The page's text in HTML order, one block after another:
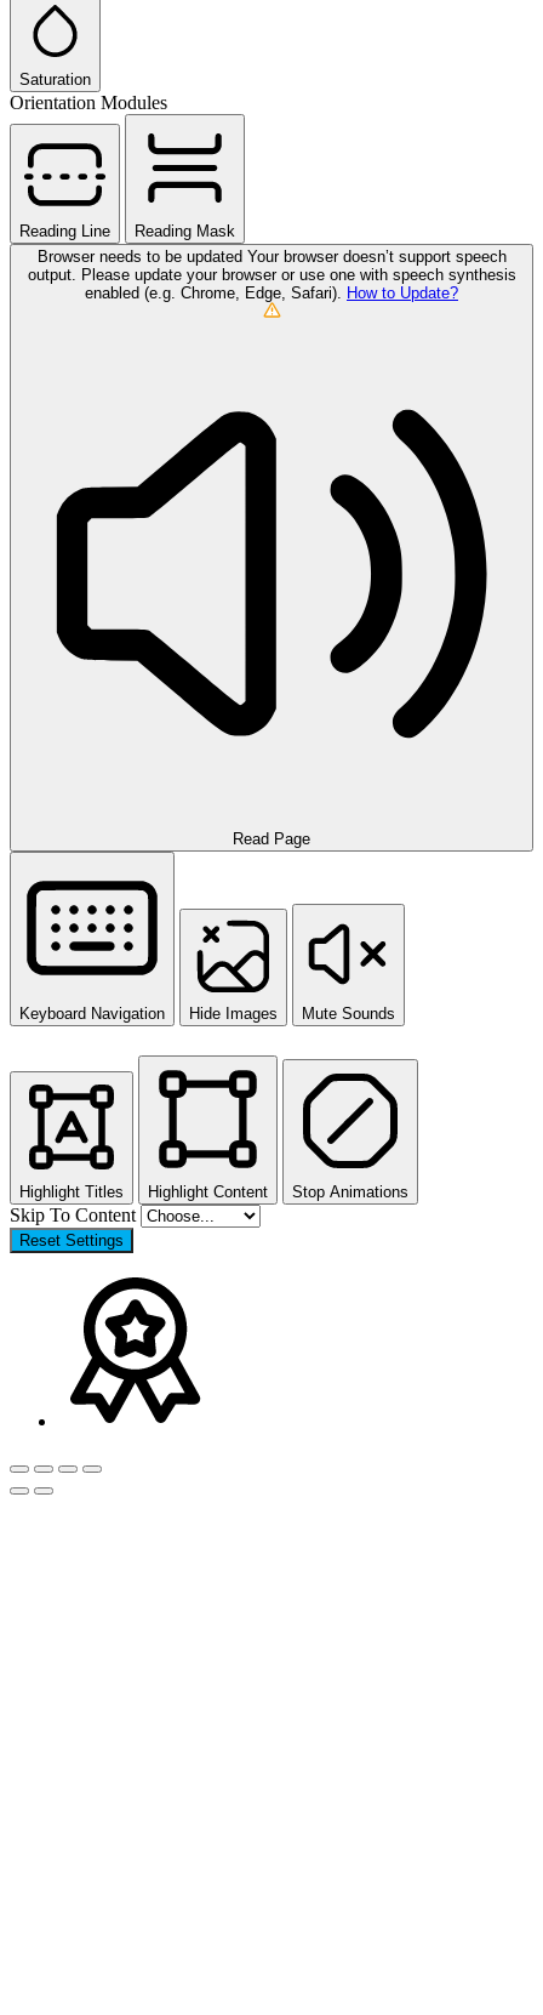
Saturation
Orientation Modules
Reading Line
Reading Mask
Browser needs to be updated Your browser doesn’t support speech
output. Please update your browser or use one with speech synthesis
enabled (e.g. Chrome, Edge, Safari).
How to Update?
Read Page
Keyboard Navigation Hide Images Mute Sounds
Highlight Titles Highlight Content Stop Animations
Skip To Content
Reset Settings